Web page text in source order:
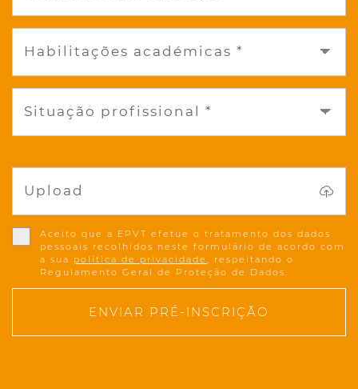
Habilitações académicas *
Situação profissional *
Upload
Aceito que a EPVT efetue o tratamento dos dados
pessoais recolhidos neste formulário de acordo com
a sua política de privacidade , respeitando o
Regulamento Geral de Proteção de Dados.
ENVIAR PRÉ-INSCRIÇÃO